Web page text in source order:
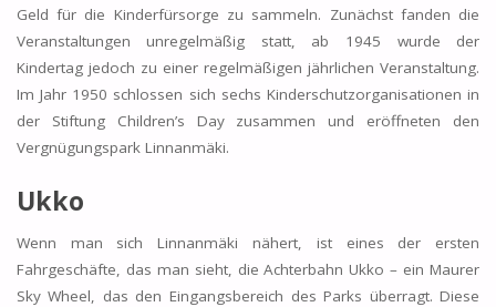
Geld für die Kinderfürsorge zu sammeln. Zunächst fanden die
Veranstaltungen unregelmäßig statt, ab 1945 wurde der
Kindertag jedoch zu einer regelmäßigen jährlichen Veranstaltung.
Im Jahr 1950 schlossen sich sechs Kinderschutzorganisationen in
der Stiftung Children’s Day zusammen und eröffneten den
Vergnügungspark Linnanmäki.
Ukko
Wenn man sich Linnanmäki nähert, ist eines der ersten
Fahrgeschäfte, das man sieht, die Achterbahn Ukko – ein Maurer
Sky Wheel, das den Eingangsbereich des Parks überragt. Diese